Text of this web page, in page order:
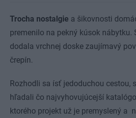
Trocha nostalgie a šikovnosti
premenilo na pekný kúsok nábytku.
dodala vrchnej doske zaujímavý
črepín.
Rozhodli sa ísť jedoduchou cestou,
hľadali čo najvyhovujúcejší
ktorého projekt už je premyslený a